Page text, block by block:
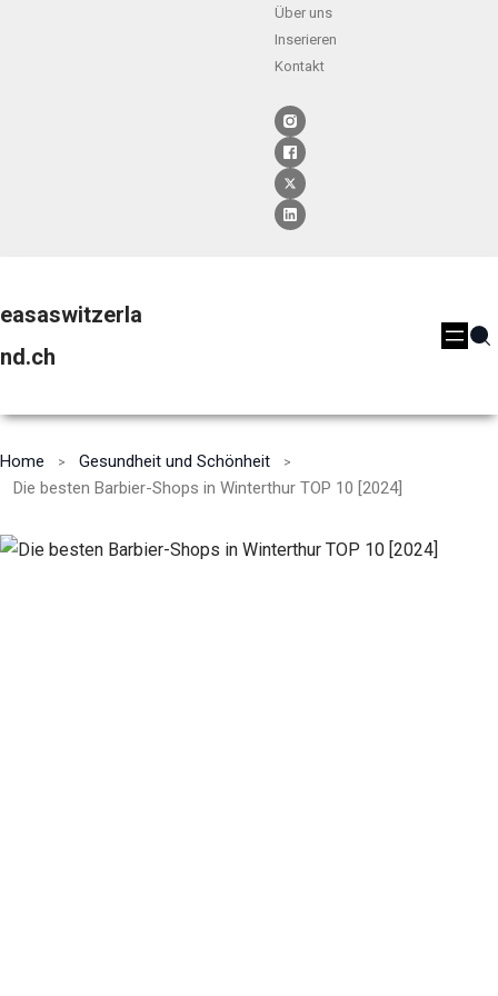
Über uns
Inserieren
Kontakt
easaswitzerla
nd.ch
Home
Gesundheit und Schönheit
Die besten Barbier-Shops in Winterthur TOP 10 [2024]